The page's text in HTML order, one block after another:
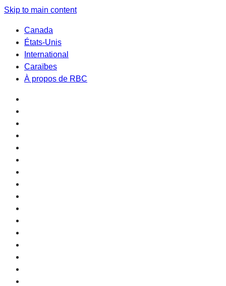
Skip to main content
Canada
États-Unis
International
Caraïbes
À propos de RBC